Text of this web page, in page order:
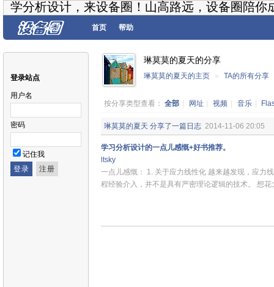
学分析设计，来设备圈！山高路远，设备圈陪你
首页 帮助
登录站点
用户名
密码
记住我
琳莫莫的夏天的分享
琳莫莫的夏天的主页 » TA的所有分享
按分享类型查看： 全部 网址 视频 音乐
琳莫莫的夏天 分享了一篇日志 2014-11-06 20:05
学习分析设计的一点儿感慨+好书推荐。
ltsky
一点儿感慨： 1. 关于应力线性化 越来越发现，应力
程经验介入，并不是具有严密理论逻辑的技术。 想